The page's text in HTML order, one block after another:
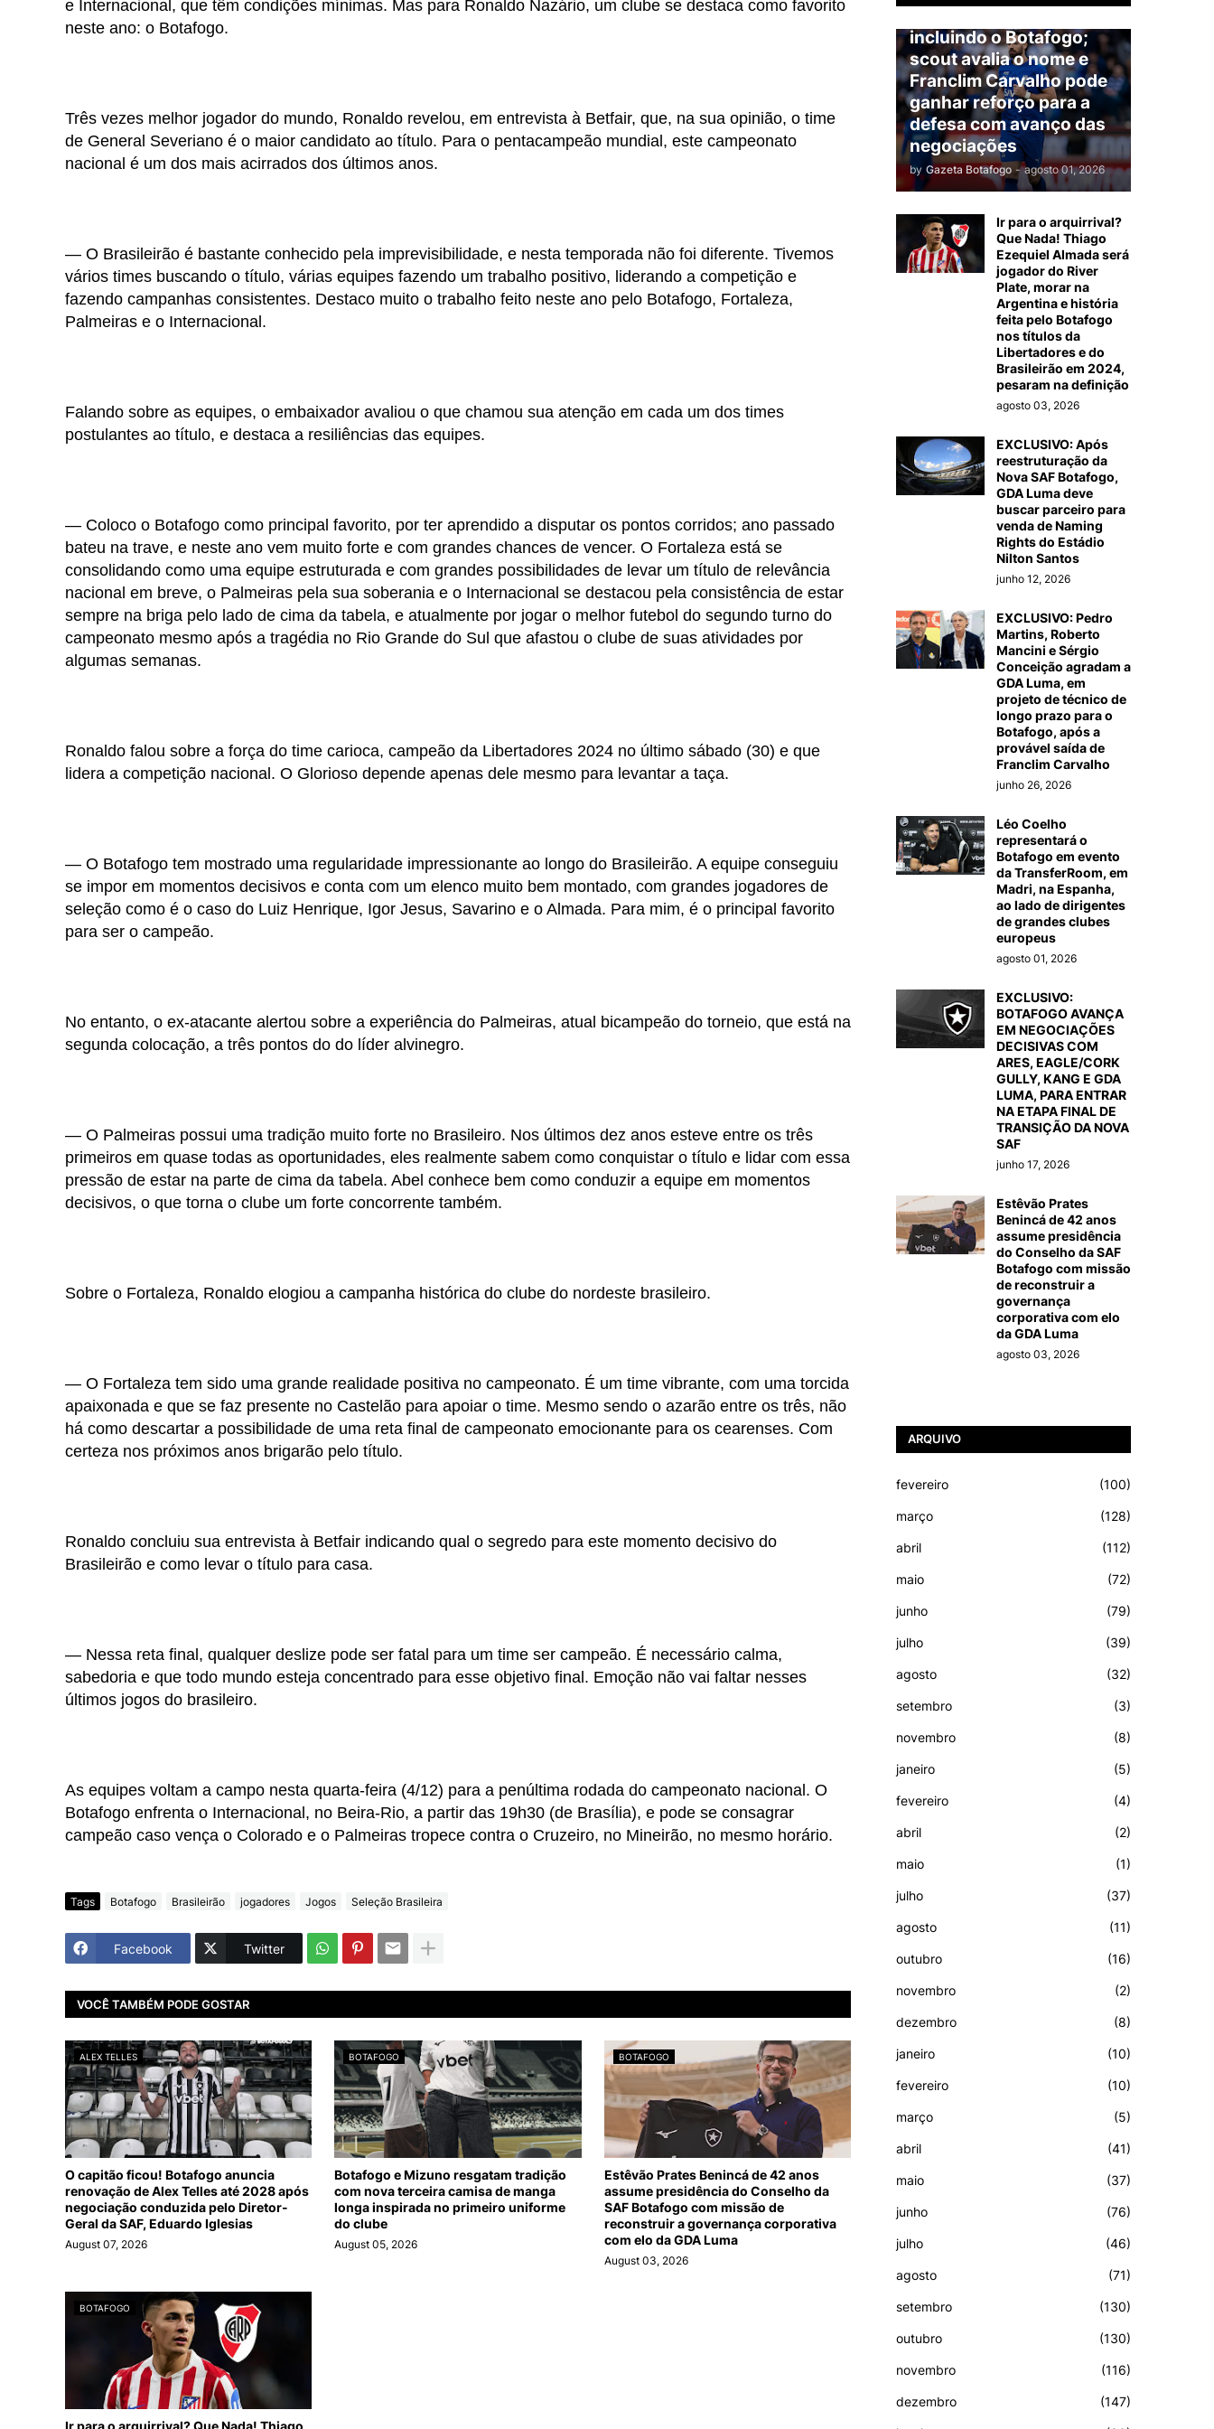
e Internacional, que têm condições mínimas. Mas para Ronaldo Nazário, um clube se destaca como favorito
neste ano: o Botafogo.
Três vezes melhor jogador do mundo, Ronaldo revelou, em entrevista à Betfair, que, na sua opinião, o time
de General Severiano é o maior candidato ao título. Para o pentacampeão mundial, este campeonato
nacional é um dos mais acirrados dos últimos anos.
— O Brasileirão é bastante conhecido pela imprevisibilidade, e nesta temporada não foi diferente. Tivemos
vários times buscando o título, várias equipes fazendo um trabalho positivo, liderando a competição e
fazendo campanhas consistentes. Destaco muito o trabalho feito neste ano pelo Botafogo, Fortaleza,
Palmeiras e o Internacional.
Falando sobre as equipes, o embaixador avaliou o que chamou sua atenção em cada um dos times
postulantes ao título, e destaca a resiliências das equipes.
— Coloco o Botafogo como principal favorito, por ter aprendido a disputar os pontos corridos; ano passado
bateu na trave, e neste ano vem muito forte e com grandes chances de vencer. O Fortaleza está se
consolidando como uma equipe estruturada e com grandes possibilidades de levar um título de relevância
nacional em breve, o Palmeiras pela sua soberania e o Internacional se destacou pela consistência de estar
sempre na briga pelo lado de cima da tabela, e atualmente por jogar o melhor futebol do segundo turno do
campeonato mesmo após a tragédia no Rio Grande do Sul que afastou o clube de suas atividades por
algumas semanas.
Ronaldo falou sobre a força do time carioca, campeão da Libertadores 2024 no último sábado (30) e que
lidera a competição nacional. O Glorioso depende apenas dele mesmo para levantar a taça.
— O Botafogo tem mostrado uma regularidade impressionante ao longo do Brasileirão. A equipe conseguiu
se impor em momentos decisivos e conta com um elenco muito bem montado, com grandes jogadores de
seleção como é o caso do Luiz Henrique, Igor Jesus, Savarino e o Almada. Para mim, é o principal favorito
para ser o campeão.
No entanto, o ex-atacante alertou sobre a experiência do Palmeiras, atual bicampeão do torneio, que está na
segunda colocação, a três pontos do do líder alvinegro.
— O Palmeiras possui uma tradição muito forte no Brasileiro. Nos últimos dez anos esteve entre os três
primeiros em quase todas as oportunidades, eles realmente sabem como conquistar o título e lidar com essa
pressão de estar na parte de cima da tabela. Abel conhece bem como conduzir a equipe em momentos
decisivos, o que torna o clube um forte concorrente também.
Sobre o Fortaleza, Ronaldo elogiou a campanha histórica do clube do nordeste brasileiro.
— O Fortaleza tem sido uma grande realidade positiva no campeonato. É um time vibrante, com uma torcida
apaixonada e que se faz presente no Castelão para apoiar o time. Mesmo sendo o azarão entre os três, não
há como descartar a possibilidade de uma reta final de campeonato emocionante para os cearenses. Com
certeza nos próximos anos brigarão pelo título.
Ronaldo concluiu sua entrevista à Betfair indicando qual o segredo para este momento decisivo do
Brasileirão e como levar o título para casa.
— Nessa reta final, qualquer deslize pode ser fatal para um time ser campeão. É necessário calma,
sabedoria e que todo mundo esteja concentrado para esse objetivo final. Emoção não vai faltar nesses
últimos jogos do brasileiro.
As equipes voltam a campo nesta quarta-feira (4/12) para a penúltima rodada do campeonato nacional. O
Botafogo enfrenta o Internacional, no Beira-Rio, a partir das 19h30 (de Brasília), e pode se consagrar
campeão caso vença o Colorado e o Palmeiras tropece contra o Cruzeiro, no Mineirão, no mesmo horário.
Tags Botafogo Brasileirão jogadores Jogos Seleção Brasileira
Facebook Twitter
VOCÊ TAMBÉM PODE GOSTAR
ALEX TELLES
O capitão ficou! Botafogo anuncia
renovação de Alex Telles até 2028 após
negociação conduzida pelo Diretor-
Geral da SAF, Eduardo Iglesias
August 07, 2026
BOTAFOGO
Botafogo e Mizuno resgatam tradição
com nova terceira camisa de manga
longa inspirada no primeiro uniforme
do clube
August 05, 2026
BOTAFOGO
Estêvão Prates Benincá de 42 anos
assume presidência do Conselho da
SAF Botafogo com missão de
reconstruir a governança corporativa
com elo da GDA Luma
August 03, 2026
BOTAFOGO
incluindo o Botafogo;
scout avalia o nome e
Franclim Carvalho pode
ganhar reforço para a
defesa com avanço das
negociações
by Gazeta Botafogo - agosto 01, 2026
Ir para o arquirrival?
Que Nada! Thiago
Ezequiel Almada será
jogador do River
Plate, morar na
Argentina e história
feita pelo Botafogo
nos títulos da
Libertadores e do
Brasileirão em 2024,
pesaram na definição
agosto 03, 2026
EXCLUSIVO: Após
reestruturação da
Nova SAF Botafogo,
GDA Luma deve
buscar parceiro para
venda de Naming
Rights do Estádio
Nilton Santos
junho 12, 2026
EXCLUSIVO: Pedro
Martins, Roberto
Mancini e Sérgio
Conceição agradam a
GDA Luma, em
projeto de técnico de
longo prazo para o
Botafogo, após a
provável saída de
Franclim Carvalho
junho 26, 2026
Léo Coelho
representará o
Botafogo em evento
da TransferRoom, em
Madri, na Espanha,
ao lado de dirigentes
de grandes clubes
europeus
agosto 01, 2026
EXCLUSIVO:
BOTAFOGO AVANÇA
EM NEGOCIAÇÕES
DECISIVAS COM
ARES, EAGLE/CORK
GULLY, KANG E GDA
LUMA, PARA ENTRAR
NA ETAPA FINAL DE
TRANSIÇÃO DA NOVA
SAF
junho 17, 2026
Estêvão Prates
Benincá de 42 anos
assume presidência
do Conselho da SAF
Botafogo com missão
de reconstruir a
governança
corporativa com elo
da GDA Luma
agosto 03, 2026
ARQUIVO
fevereiro (100)
março (128)
abril (112)
maio (72)
junho (79)
julho (39)
agosto (32)
setembro (3)
novembro (8)
janeiro (5)
fevereiro (4)
abril (2)
maio (1)
julho (37)
agosto (11)
outubro (16)
novembro (2)
dezembro (8)
janeiro (10)
fevereiro (10)
março (5)
abril (41)
maio (37)
junho (76)
julho (46)
agosto (71)
setembro (130)
outubro (130)
novembro (116)
dezembro (147)